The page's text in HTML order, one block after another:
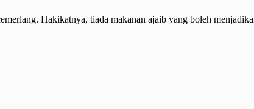
Hakikatnya, tiada makanan ajaib yang boleh